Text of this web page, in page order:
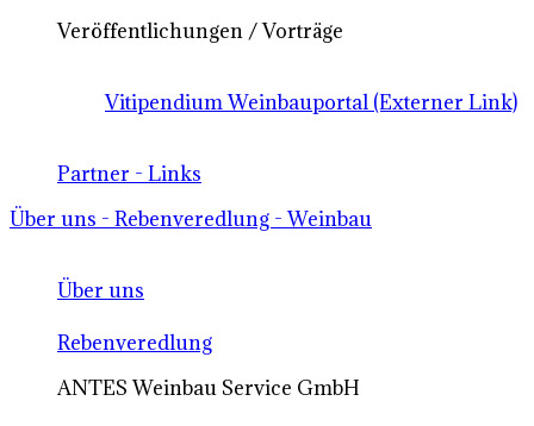
Veröffentlichungen / Vorträge
Vitipendium Weinbauportal (Externer Link)
Partner - Links
Über uns - Rebenveredlung - Weinbau
Über uns
Rebenveredlung
ANTES Weinbau Service GmbH